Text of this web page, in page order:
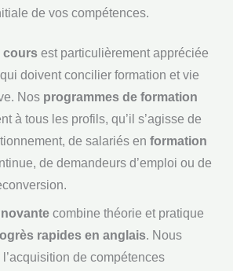
de vos compétences.
cours est particulièrement appréciée
doivent concilier formation et vie
Nos programmes de formation
à tous les profils, qu’il s’agisse de
de salariés en formation
de demandeurs d’emploi ou de
combine théorie et pratique
rapides en anglais. Nous
l’acquisition de compétences